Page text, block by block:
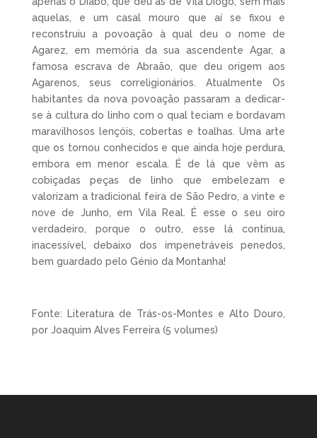
aquelas, e um casal mouro que aí se fixou e
reconstruiu a povoação à qual deu o nome de
Agarez, em memória da sua ascendente Agar, a
famosa escrava de Abraão, que deu origem aos
Agarenos, seus correligionários. Atualmente Os
habitantes da nova povoação passaram a dedicar-
se à cultura do linho com o qual teciam e bordavam
maravilhosos lençóis, cobertas e toalhas. Uma arte
que os tornou conhecidos e que ainda hoje perdura,
embora em menor escala. É de lá que vêm as
cobiçadas peças de linho que embelezam e
valorizam a tradicional feira de São Pedro, a vinte e
nove de Junho, em Vila Real. É esse o seu oiro
verdadeiro, porque o outro, esse lá continua,
inacessível, debaixo dos impenetráveis penedos,
bem guardado pelo Génio da Montanha!
Fonte: Literatura de Trás-os-Montes e Alto Douro,
por Joaquim Alves Ferreira (5 volumes)